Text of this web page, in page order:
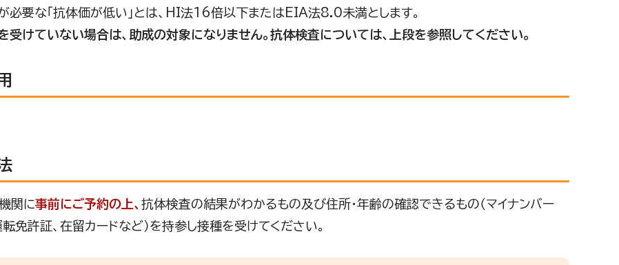
要な「抗体価が低い」とは、HI法16倍以下またはEIA法8.0未満とします。
けていない場合は、助成の対象になりません。抗体検査については、上段を参照してください。
関に事前にご予約の上、 抗体検査の結果がわかるもの及び住所・年齢の確認できるもの（マイナンバー
転免許証、在留カードなど）を持参し接種を受けてください。